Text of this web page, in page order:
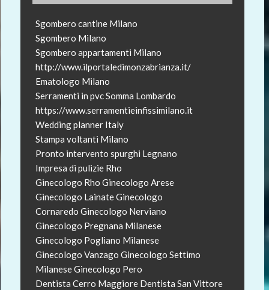
Sgombero cantine Milano
Sgombero Milano
Sgombero appartamenti Milano
http://www.ilportaledimonzabrianza.it/
Ematologo Milano
Serramenti in pvc Somma Lombardo
https://www.serramentieinfissimilano.it
Wedding planner Italy
Stampa voltanti Milano
Pronto intervento spurghi Legnano
Impresa di pulizie Rho
Ginecologo Rho Ginecologo Arese
Ginecologo LainateGinecologo
Cornaredo Ginecologo Nerviano
Ginecologo Pregnana Milanese
Ginecologo Pogliano Milanese
Ginecologo Vanzago Ginecologo Settimo
MilaneseGinecologo Pero
Dentista Cerro Maggiore Dentista San Vittore